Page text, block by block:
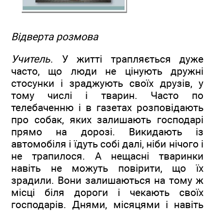
Відверта розмова
Учитель. У житті трапляється дуже
часто, що люди не цінують дружні
стосунки і зраджують своїх друзів, у
тому числі і тварин. Часто по
телебаченню і в газетах розповідають
про собак, яких залишають господарі
прямо на дорозі. Викидають із
автомобіля і їдуть собі далі, ніби нічого і
не трапилося. А нещасні тваринки
навіть не можуть повірити, що їх
зрадили. Вони залишаються на тому ж
місці біля дороги і чекають своїх
господарів. Днями, місяцями і навіть